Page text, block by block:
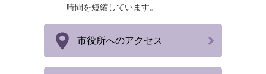
時間を短縮しています。
市役所へのアクセス